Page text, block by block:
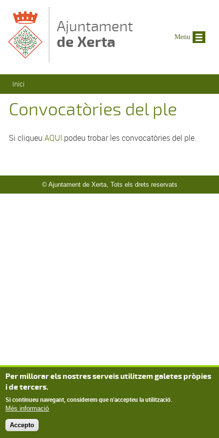
Ajuntament
de Xerta
Esteu aquí
Inici
Convocatòries del ple
Si cliqueu AQUI podeu trobar les convocatòries del ple.
© Ajuntament de Xerta, Tots els drets reservats
Menu
Per millorar els nostres serveis utilitzem galetes pròpies
i de tercers.
Si continueu navegant, considerem que n'accepteu la utilització.
Més informació
Accepto